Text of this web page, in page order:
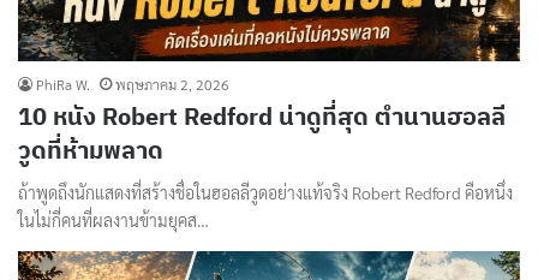
PhiRa W. พฤษภาคม 2, 2026
10 หนัง Robert Redford น่าดูที่สุด ตำนานฮอลลี
วูดที่ห้ามพลาด
ถ้าพูดถึงนักแสดงที่สร้างชื่อในฮอลลีวูดอย่างแท้จริง Robert Redford คือหนึ่ง
ในไม่กี่คนที่ผลงานข้ามยุคส…